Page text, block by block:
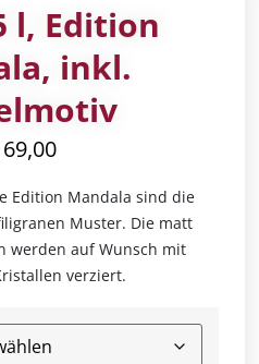
l, Edition
inkl.
Edition Mandala sind die
Muster. Die matt
werden auf Wunsch mit
verziert.